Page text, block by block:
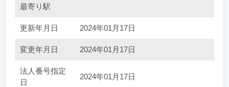
最寄り駅
更新年月日 2024年01月17日
変更年月日 2024年01月17日
法人番号指定
日
2024年01月17日